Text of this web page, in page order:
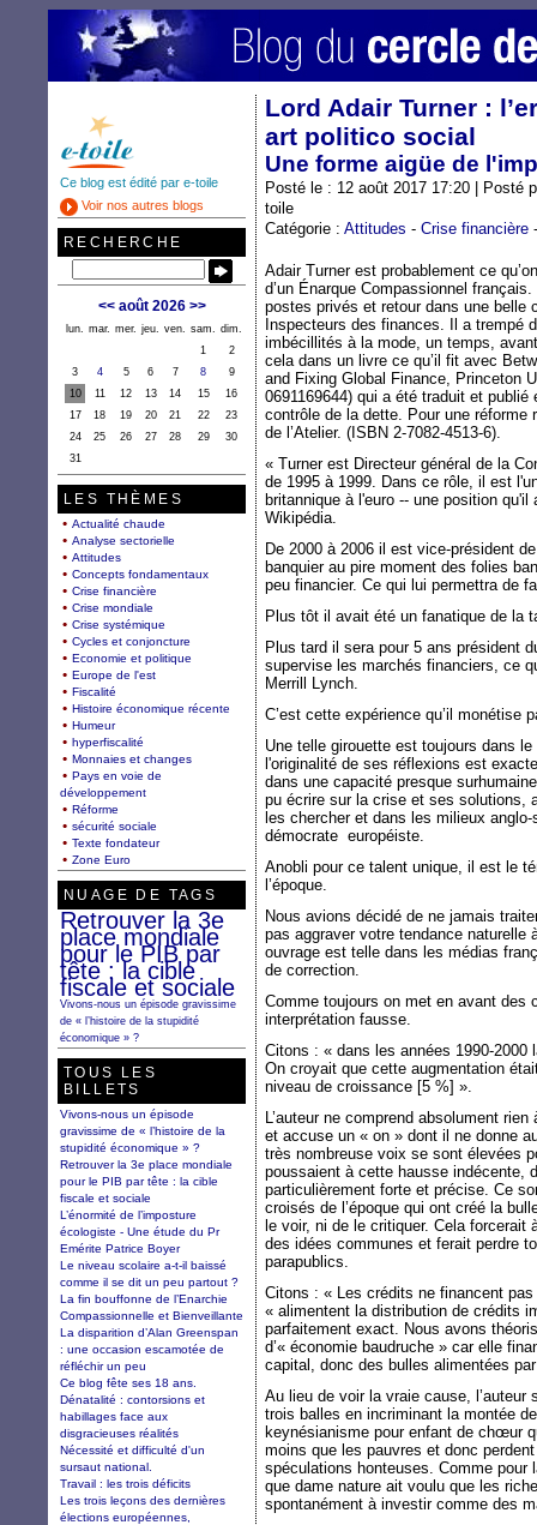
Lord Adair Turner :
art politico social
Une forme aigüe de
Posté le : 12 août 2017 17:20 | Posté
toile
Catégorie : Attitudes - Crise financière
Adair Turner est probablement ce
d’un Énarque Compassionnel
postes privés et retour dans une belle
Inspecteurs des finances. Il a trempé
imbécillités à la mode, un temps,
cela dans un livre ce qu’il fit avec
and Fixing Global Finance, Princeton
0691169644) qui a été traduit et
contrôle de la dette. Pour une
de l’Atelier. (ISBN 2-7082-4513-6).
« Turner est Directeur général de la
de 1995 à 1999. Dans ce rôle, il est
britannique à l'euro -- une position
Wikipédia.
De 2000 à 2006 il est vice-président
banquier au pire moment des folies
peu financier. Ce qui lui permettra de
Plus tôt il avait été un fanatique de la
Plus tard il sera pour 5 ans président
supervise les marchés financiers, ce
Merrill Lynch.
C’est cette expérience qu’il monétise
Une telle girouette est toujours dans
l'originalité de ses réflexions est
dans une capacité presque
pu écrire sur la crise et ses solutions,
les chercher et dans les milieux
démocrate européiste.
Anobli pour ce talent unique, il est le
l’époque.
Nous avions décidé de ne jamais
pas aggraver votre tendance
ouvrage est telle dans les médias
de correction.
Comme toujours on met en avant des
interprétation fausse.
Citons : « dans les années 1990-2000
On croyait que cette augmentation
niveau de croissance [5 %] ».
L’auteur ne comprend absolument
et accuse un « on » dont il ne donne
très nombreuse voix se sont élevées
poussaient à cette hausse indécente,
particulièrement forte et précise. Ce
croisés de l’époque qui ont créé la
le voir, ni de le critiquer. Cela
des idées communes et ferait perdre
parapublics.
Citons : « Les crédits ne financent
« alimentent la distribution de crédits
parfaitement exact. Nous avons
d’« économie baudruche » car elle
capital, donc des bulles alimentées
Au lieu de voir la vraie cause,
trois balles en incriminant la montée
keynésianisme pour enfant de chœur
moins que les pauvres et donc
spéculations honteuses. Comme
que dame nature ait voulu que les
spontanément à investir comme des
Ce blog est édité par e-toile
Voir nos autres blogs
RECHERCHE
<< août 2026 >>
lun. mar. mer. jeu. ven. sam.
dim.
1
2
3
4 5 6 7 8
9
10
11 12 13 14 15
16
17
18 19 20 21 22
23
24
25 26 27 28 29
30
31
LES THÈMES
Actualité chaude
Analyse sectorielle
Attitudes
Concepts fondamentaux
Crise financière
Crise mondiale
Crise systémique
Cycles et conjoncture
Economie et politique
Europe de l'est
Fiscalité
Histoire économique récente
Humeur
hyperfiscalité
Monnaies et changes
Pays en voie de
développement
Réforme
sécurité sociale
Texte fondateur
Zone Euro
NUAGE DE TAGS
Retrouver la 3e
place mondiale
pour le PIB par
tête : la cible
fiscale et sociale
Vivons-nous un épisode gravissime
de « l’histoire de la stupidité
économique » ?
TOUS LES
BILLETS
Vivons-nous un épisode
gravissime de « l’histoire de la
stupidité économique » ?
Retrouver la 3e place mondiale
pour le PIB par tête : la cible
fiscale et sociale
L’énormité de l’imposture
écologiste - Une étude du Pr
Emérite Patrice Boyer
Le niveau scolaire a-t-il baissé
comme il se dit un peu partout ?
La fin bouffonne de l’Enarchie
Compassionnelle et Bienveillante
La disparition d’Alan Greenspan
: une occasion escamotée de
réfléchir un peu
Ce blog fête ses 18 ans.
Dénatalité : contorsions et
habillages face aux
disgracieuses réalités
Nécessité et difficulté d'un
sursaut national.
Travail : les trois déficits
Les trois leçons des dernières
élections européennes,